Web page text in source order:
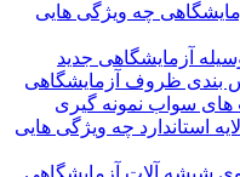
چه ویژگی هایی
آزمایشگاهی جدید
بندی ظروف آزمایشگاهی
سواب نمونه گیری
استاندارد چه ویژگی هایی
آلات آزمایشگاهی